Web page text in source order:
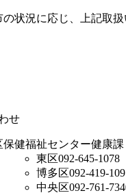
状況に応じ、上記取
せ
保健福祉センター健康課
東区092-645-1078
博多区092-419-
中央区092-761-